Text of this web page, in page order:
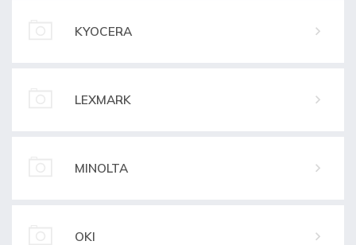
KYOCERA
LEXMARK
MINOLTA
OKI